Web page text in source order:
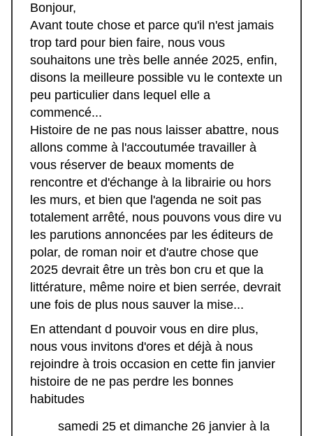
Bonjour,
Avant toute chose et parce qu'il n'est jamais
trop tard pour bien faire, nous vous
souhaitons une très belle année 2025, enfin,
disons la meilleure possible vu le contexte un
peu particulier dans lequel elle a
commencé...
Histoire de ne pas nous laisser abattre, nous
allons comme à l'accoutumée travailler à
vous réserver de beaux moments de
rencontre et d'échange à la librairie ou hors
les murs, et bien que l'agenda ne soit pas
totalement arrêté, nous pouvons vous dire vu
les parutions annoncées par les éditeurs de
polar, de roman noir et d'autre chose que
2025 devrait être un très bon cru et que la
littérature, même noire et bien serrée, devrait
une fois de plus nous sauver la mise...
En attendant d pouvoir vous en dire plus,
nous vous invitons d'ores et déjà à nous
rejoindre à trois occasion en cette fin janvier
histoire de ne pas perdre les bonnes
habitudes
samedi 25 et dimanche 26 janvier à la